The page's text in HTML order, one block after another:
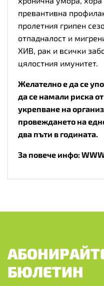
превантивна
пролетния грипен
отпадналост и
ХИВ, рак и всички
цялостния имунитет.
Желателно е да се
да се намали риска
укрепване на
провеждането на
два пъти в годината.
За повече инфо:
БЮЛЕТИН